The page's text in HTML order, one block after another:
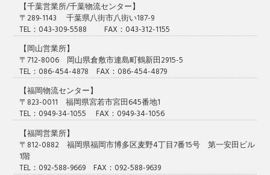
【千葉営業所/千葉物流センター】
〒289-1143 千葉県八街市八街い187-9
TEL：043-309-5588 FAX：043-312-1155
【岡山営業所】
〒712-8006 岡山県倉敷市連島町鶴新田2915-5
TEL：086-454-4878 FAX：086-454-4879
【福岡物流センター】
〒823-0011 福岡県宮若市宮田645番地1
TEL：0949-34-1055 FAX：0949-34-1056
【福岡営業所】
〒812-0882 福岡県福岡市博多区麦野4丁目7番15号 第一安田ビル
1階
TEL：092-588-9669 FAX：092-588-9639